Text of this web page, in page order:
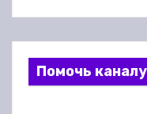
Помочь каналу